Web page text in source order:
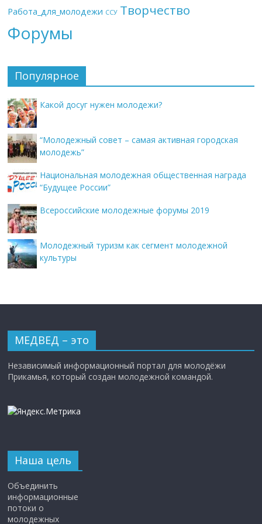
Работа_для_молодежи ССУ Творчество
Форумы
Популярное
Какой досуг нужен молодежи?
“Молодежный совет – самая активная городская
молодежь”
Национальная молодежная общественная награда
“Будущее России”
Всероссийские молодежные форумы 2019
Молодежный туризм как сегмент молодежной
культуры
МЕДВЕД – это
Независимый информационный портал для молодёжи
Прикамья, который создан молодежной командой.
Наша цель
Объединить
информационные
потоки о
молодежных